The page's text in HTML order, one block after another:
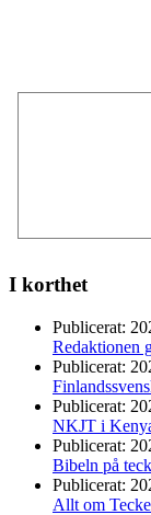
I korthet
Publicerat:
Redaktionen
Publicerat:
Publicerat:
NKJT i
Publicerat:
Bibeln på
Publicerat:
Allt om